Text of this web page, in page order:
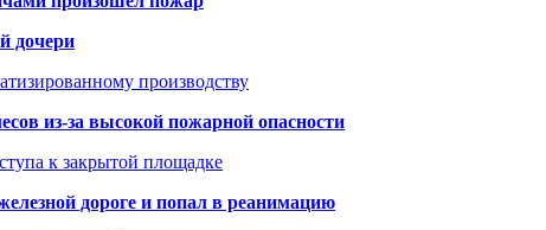
дочери
производству
из-за высокой пожарной опасности
к закрытой площадке
дороге и попал в реанимацию